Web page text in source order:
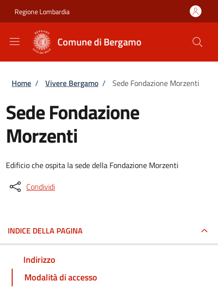
Regione Lombardia
Comune di Bergamo
Briciole di pane
Home / Vivere Bergamo / Sede Fondazione Morzenti
Sede Fondazione
Morzenti
Edificio che ospita la sede della Fondazione Morzenti
Condividi
INDICE DELLA PAGINA
Indirizzo
Modalità di accesso